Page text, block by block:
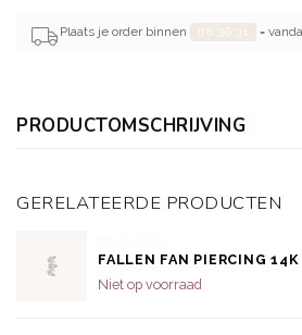
Plaats je order binnen =
PRODUCTOMSCHRIJVING
GERELATEERDE PRODUCTEN
FALLEN FAN PIERCING 14K
Niet op voorraad